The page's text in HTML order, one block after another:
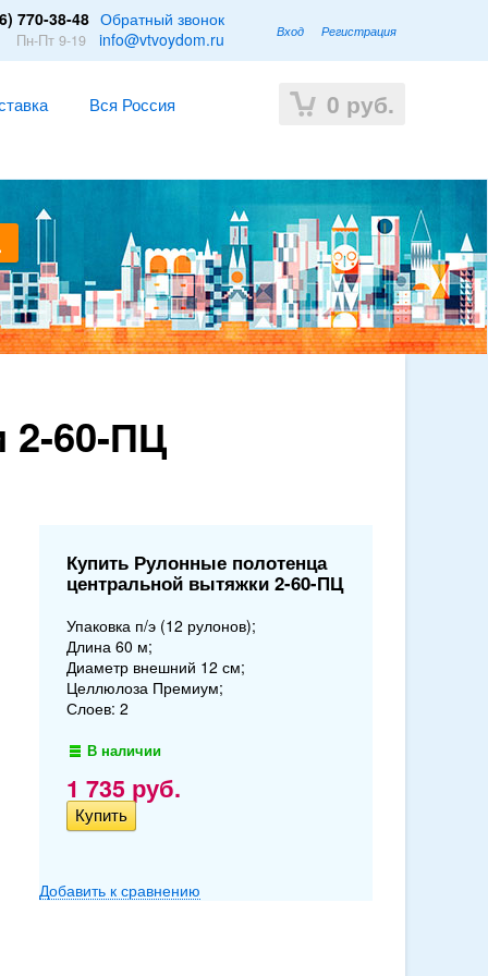
Вход Регистрация
770-38-48 Обратный звонок
Пн-Пт 9-19 info@vtvoydom.ru
0 руб.
Вся Россия
2-60-ПЦ
Купить Рулонные полотенца
центральной вытяжки 2-60-ПЦ
Упаковка п/э (12 рулонов);
Длина 60 м;
Диаметр внешний 12 см;
Целлюлоза Премиум;
Слоев: 2
В наличии
1 735 руб.
Добавить к сравнению